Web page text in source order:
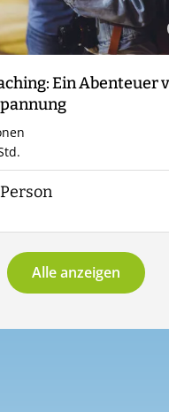
Ein Abenteuer
Alle anzeigen